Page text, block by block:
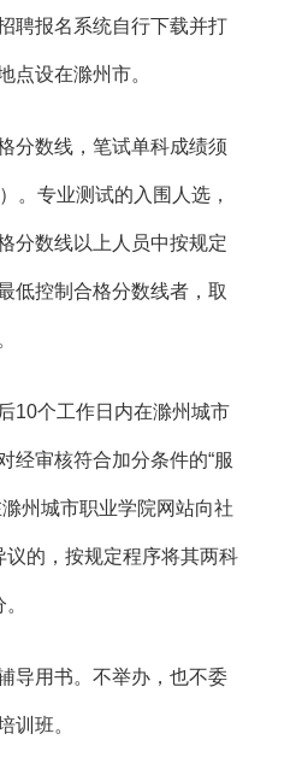
聘报名系统自行下载并打
点设在滁州市。
分数线，笔试单科成绩须
。专业测试的入围人选，
分数线以上人员中按规定
低控制合格分数线者，取
10个工作日内在滁州城市
经审核符合加分条件的“服
州城市职业学院网站向社
的，按规定程序将其两科
导用书。不举办，也不委
训班。